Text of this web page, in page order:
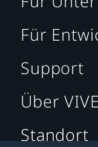
Für
Support
Über VIVE
Standort